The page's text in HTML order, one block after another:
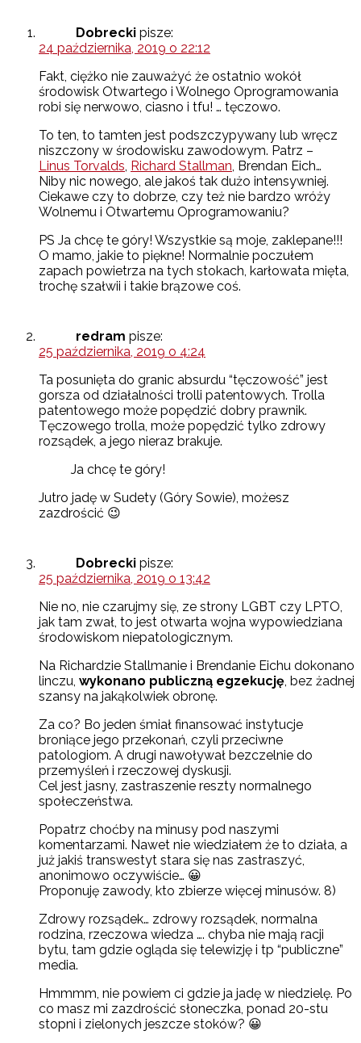
Dobrecki pisze:
24 października, 2019 o 22:12
Fakt, ciężko nie zauważyć że ostatnio wokół
środowisk Otwartego i Wolnego Oprogramowania
robi się nerwowo, ciasno i tfu! … tęczowo.
To ten, to tamten jest podszczypywany lub wręcz
niszczony w środowisku zawodowym. Patrz –
Linus Torvalds, Richard Stallman, Brendan Eich…
Niby nic nowego, ale jakoś tak dużo intensywniej.
Ciekawe czy to dobrze, czy też nie bardzo wróży
Wolnemu i Otwartemu Oprogramowaniu?
PS Ja chcę te góry! Wszystkie są moje, zaklepane!!!
O mamo, jakie to piękne! Normalnie poczułem
zapach powietrza na tych stokach, karłowata mięta,
trochę szałwii i takie brązowe coś.
redram pisze:
25 października, 2019 o 4:24
Ta posunięta do granic absurdu “tęczowość” jest
gorsza od działalności trolli patentowych. Trolla
patentowego może popędzić dobry prawnik.
Tęczowego trolla, może popędzić tylko zdrowy
rozsądek, a jego nieraz brakuje.
Ja chcę te góry!
Jutro jadę w Sudety (Góry Sowie), możesz
zazdrościć 😉
Dobrecki pisze:
25 października, 2019 o 13:42
Nie no, nie czarujmy się, ze strony LGBT czy LPTO,
jak tam zwał, to jest otwarta wojna wypowiedziana
środowiskom niepatologicznym.
Na Richardzie Stallmanie i Brendanie Eichu dokonano
linczu, wykonano publiczną egzekucję, bez żadnej
szansy na jakąkolwiek obronę.
Za co? Bo jeden śmiał finansować instytucje
broniące jego przekonań, czyli przeciwne
patologiom. A drugi nawoływał bezczelnie do
przemyśleń i rzeczowej dyskusji.
Cel jest jasny, zastraszenie reszty normalnego
społeczeństwa.
Popatrz choćby na minusy pod naszymi
komentarzami. Nawet nie wiedziałem że to działa, a
już jakiś transwestyt stara się nas zastraszyć,
anonimowo oczywiście… 😀
Proponuję zawody, kto zbierze więcej minusów. 8)
Zdrowy rozsądek… zdrowy rozsądek, normalna
rodzina, rzeczowa wiedza …. chyba nie mają racji
bytu, tam gdzie ogląda się telewizję i tp “publiczne”
media.
Hmmmm, nie powiem ci gdzie ja jadę w niedzielę. Po
co masz mi zazdrościć słoneczka, ponad 20-stu
stopni i zielonych jeszcze stoków? 😀